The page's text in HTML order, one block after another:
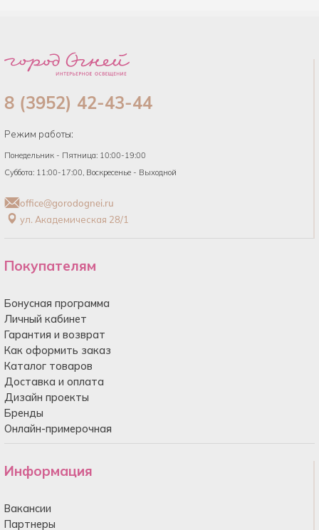
8 (3952) 42-43-44
Режим работы:
Понедельник - Пятница: 10:00-19:00
Суббота: 11:00-17:00, Воскресенье - Выходной
office@gorodognei.ru
ул. Академическая 28/1
Покупателям
Бонусная программа
Личный кабинет
Гарантия и возврат
Как оформить заказ
Каталог товаров
Доставка и оплата
Дизайн проекты
Бренды
Онлайн-примерочная
Информация
Вакансии
Партнеры